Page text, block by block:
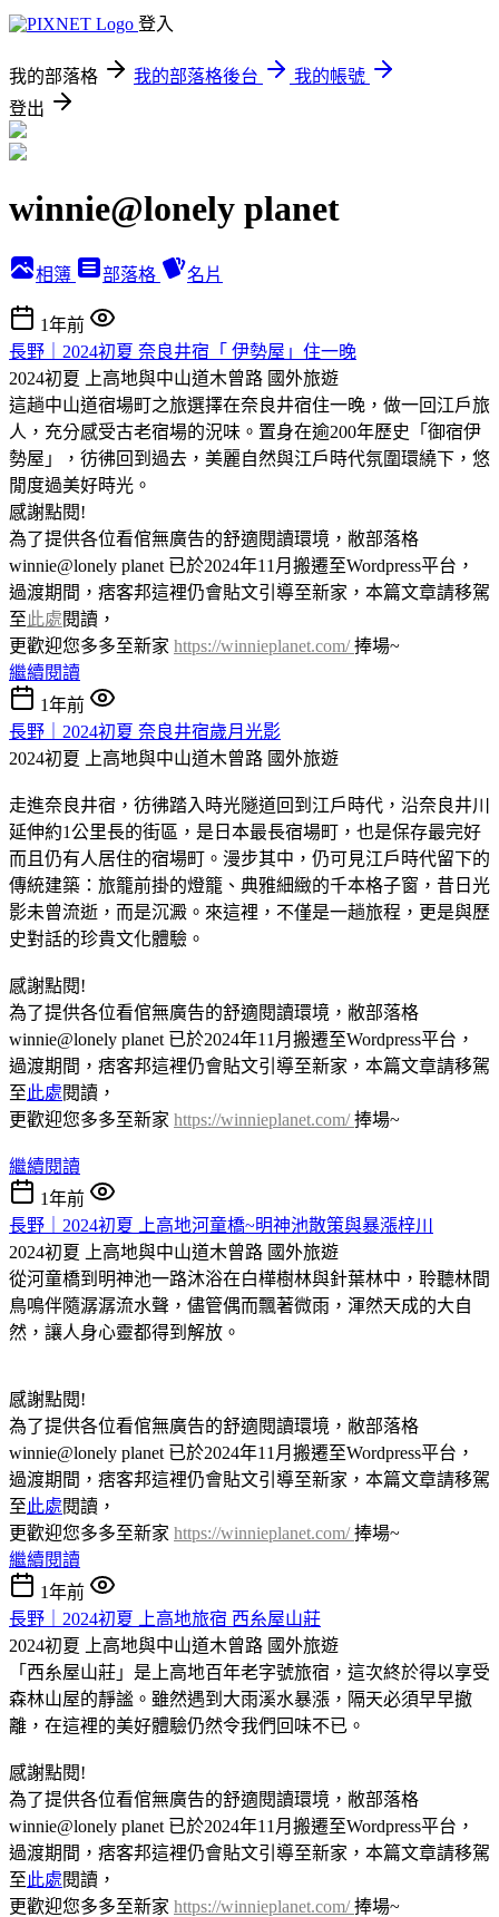
登入
我的部落格 我的部落格後台
我的帳號
登出
winnie@lonely planet
相簿 部落格 名片
1年前
長野｜2024初夏 奈良井宿「 伊勢屋」住一晚
2024初夏 上高地與中山道木曾路 國外旅遊
這趟中山道宿場町之旅選擇在奈良井宿住一晚，做一回江戶旅
人，充分感受古老宿場的況味。置身在逾200年歷史「御宿伊
勢屋」，彷彿回到過去，美麗自然與江戶時代氛圍環繞下，悠
閒度過美好時光。
感謝點閱!
為了提供各位看倌無廣告的舒適閱讀環境，敝部落格
winnie@lonely planet 已於2024年11月搬遷至Wordpress平台，
過渡期間，痞客邦這裡仍會貼文引導至新家，本篇文章請移駕
至此處閱讀，
更歡迎您多多至新家 https://winnieplanet.com/捧場~
繼續閱讀
1年前
長野｜2024初夏 奈良井宿歲月光影
2024初夏 上高地與中山道木曾路 國外旅遊
走進奈良井宿，彷彿踏入時光隧道回到江戶時代，沿奈良井川
延伸約1公里長的街區，是日本最長宿場町，也是保存最完好
而且仍有人居住的宿場町。漫步其中，仍可見江戶時代留下的
傳統建築：旅籠前掛的燈籠、典雅細緻的千本格子窗，昔日光
影未曾流逝，而是沉澱。來這裡，不僅是一趟旅程，更是與歷
史對話的珍貴文化體驗。
感謝點閱!
為了提供各位看倌無廣告的舒適閱讀環境，敝部落格
winnie@lonely planet 已於2024年11月搬遷至Wordpress平台，
過渡期間，痞客邦這裡仍會貼文引導至新家，本篇文章請移駕
至此處閱讀，
更歡迎您多多至新家 https://winnieplanet.com/捧場~
繼續閱讀
1年前
長野｜2024初夏 上高地河童橋~明神池散策與暴漲梓川
2024初夏 上高地與中山道木曾路 國外旅遊
從河童橋到明神池一路沐浴在白樺樹林與針葉林中，聆聽林間
鳥鳴伴隨潺潺流水聲，儘管偶而飄著微雨，渾然天成的大自
然，讓人身心靈都得到解放。
感謝點閱!
為了提供各位看倌無廣告的舒適閱讀環境，敝部落格
winnie@lonely planet 已於2024年11月搬遷至Wordpress平台，
過渡期間，痞客邦這裡仍會貼文引導至新家，本篇文章請移駕
至此處閱讀，
更歡迎您多多至新家 https://winnieplanet.com/捧場~
繼續閱讀
1年前
長野｜2024初夏 上高地旅宿 西糸屋山莊
2024初夏 上高地與中山道木曾路 國外旅遊
「西糸屋山莊」是上高地百年老字號旅宿，這次終於得以享受
森林山屋的靜謐。雖然遇到大雨溪水暴漲，隔天必須早早撤
離，在這裡的美好體驗仍然令我們回味不已。
感謝點閱!
為了提供各位看倌無廣告的舒適閱讀環境，敝部落格
winnie@lonely planet 已於2024年11月搬遷至Wordpress平台，
過渡期間，痞客邦這裡仍會貼文引導至新家，本篇文章請移駕
至此處閱讀，
更歡迎您多多至新家 https://winnieplanet.com/捧場~